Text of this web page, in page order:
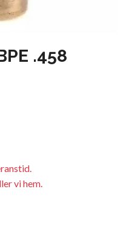
.458
vi hem.